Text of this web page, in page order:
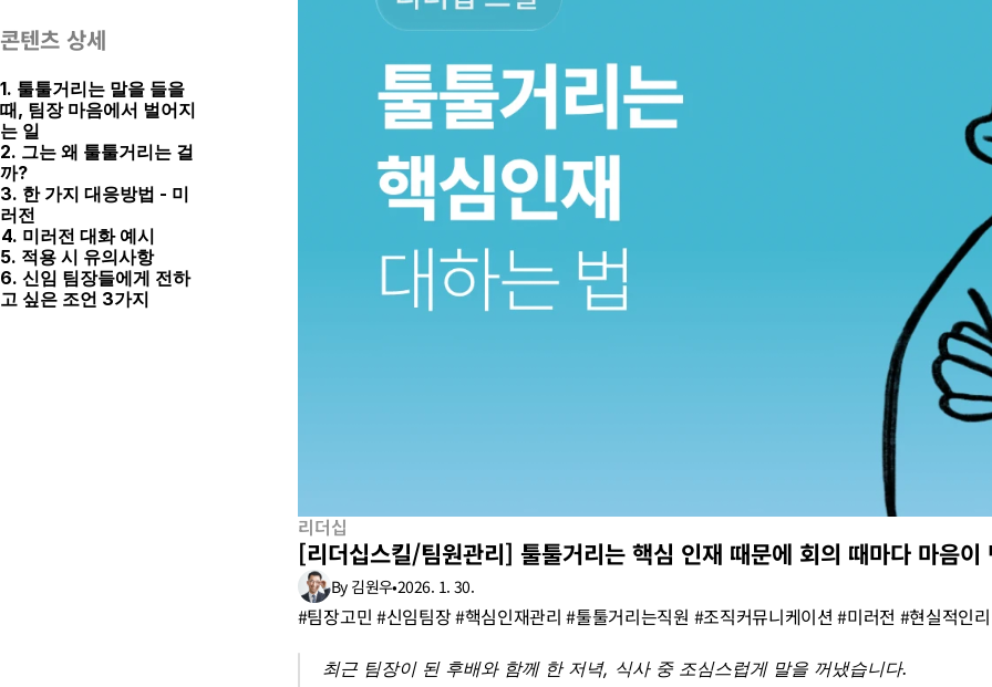
콘텐츠 상세
1. 툴툴거리는 말을 들을
때, 팀장 마음에서 벌어지
는 일
2. 그는 왜 툴툴거리는 걸
까?
3. 한 가지 대응방법 - 미
러전
4. 미러전 대화 예시
5. 적용 시 유의사항
6. 신임 팀장들에게 전하
고 싶은 조언 3가지
리더십
[리더십스킬/팀원관리] 툴툴거리는 핵심 인재 때문에 회의 때마다 마음이
By 김원우•2026. 1. 30.
#팀장고민 #신임팀장 #핵심인재관리 #툴툴거리는직원 #조직커뮤니케이션 #미러전 #현실적인
최근 팀장이 된 후배와 함께 한 저녁, 식사 중 조심스럽게 말을 꺼냈습니다.